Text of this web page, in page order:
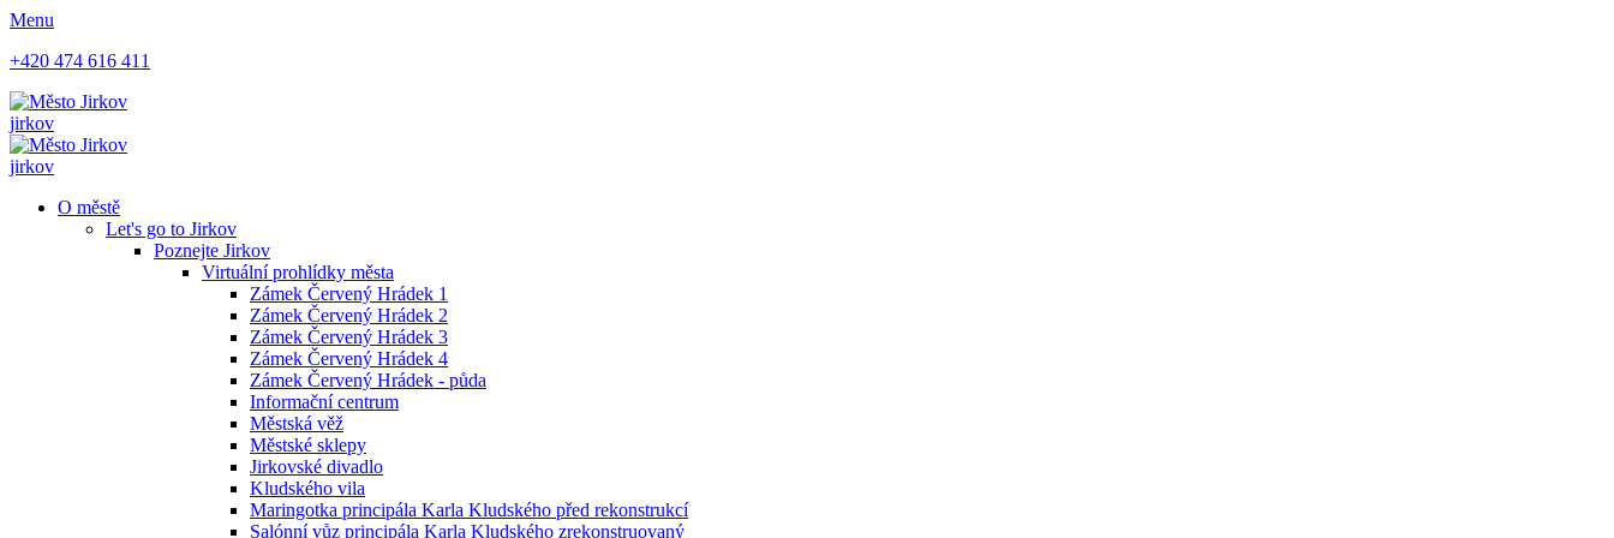
Menu
+420 474 616 411
jirkov
jirkov
O městě
Let's go to Jirkov
Poznejte Jirkov
Virtuální prohlídky města
Zámek Červený Hrádek 1
Zámek Červený Hrádek 2
Zámek Červený Hrádek 3
Zámek Červený Hrádek 4
Zámek Červený Hrádek - půda
Informační centrum
Městská věž
Městské sklepy
Jirkovské divadlo
Kludského vila
Maringotka principála Karla Kludského před rekonstrukcí
Salónní vůz principála Karla Kludského zrekonstruovaný